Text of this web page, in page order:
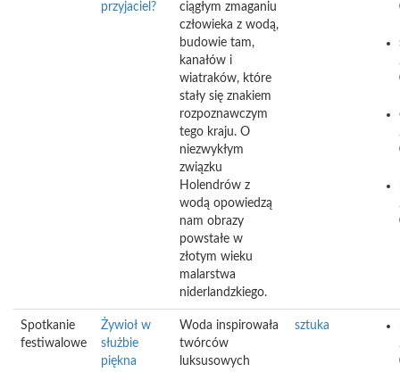
przyjaciel?
ciągłym zmaganiu
człowieka z wodą,
budowie tam,
kanałów i
wiatraków, które
stały się znakiem
rozpoznawczym
tego kraju. O
niezwykłym
związku
Holendrów z
wodą opowiedzą
nam obrazy
powstałe w
złotym wieku
malarstwa
niderlandzkiego.
Spotkanie
festiwalowe
Żywioł w
służbie
piękna
Woda inspirowała
twórców
luksusowych
sztuka